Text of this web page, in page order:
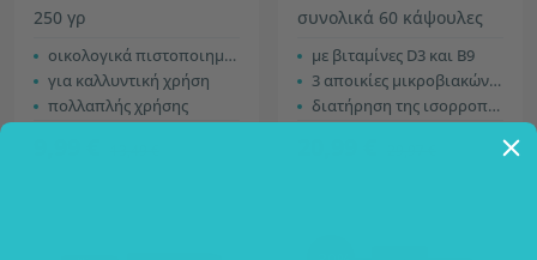
250 γρ
οικολογικά πιστοποιημένο
για καλλυντική χρήση
πολλαπλής χρήσης
συνολικά 60 κάψουλες
με βιταμίνες D3 και B9
3 αποικίες μικροβιακών καλλιεργειών
διατήρηση της ισορροπίας της χλωρίδας